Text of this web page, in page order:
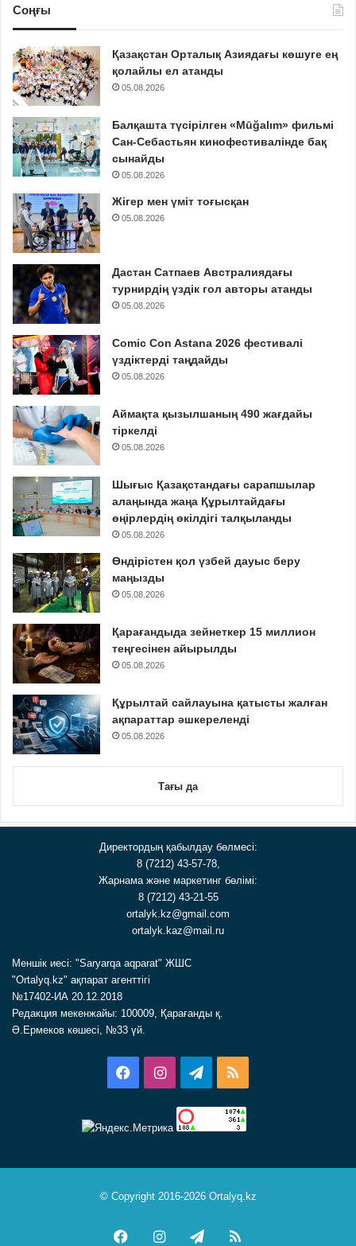
Соңғы
Қазақстан Орталық Азиядағы көшуге ең
қолайлы ел атанды
05.08.2026
Балқашта түсірілген «Mūğalım» фильмі
Сан-Себастьян кинофестивалінде бақ
сынайды
05.08.2026
Жігер мен үміт тоғысқан
05.08.2026
Дастан Сатпаев Австралиядағы
турнирдің үздік гол авторы атанды
05.08.2026
Comic Con Astana 2026 фестивалі
үздіктерді таңдайды
05.08.2026
Аймақта қызылшаның 490 жағдайы
тіркелді
05.08.2026
Шығыс Қазақстандағы сарапшылар
алаңында жаңа Құрылтайдағы
өңірлердің өкілдігі талқыланды
05.08.2026
Өндірістен қол үзбей дауыс беру
маңызды
05.08.2026
Қарағандыда зейнеткер 15 миллион
теңгесінен айырылды
05.08.2026
Құрылтай сайлауына қатысты жалған
ақпараттар әшкереленді
05.08.2026
Тағы да
Директордың қабылдау бөлмесі:
8 (7212) 43-57-78,
Жарнама және маркетинг бөлімі:
8 (7212) 43-21-55
ortalyk.kz@gmail.com
ortalyk.kaz@mail.ru
Меншік иесі: "Saryarqa aqparat" ЖШС
"Ortalyq.kz" ақпарат агенттігі
№17402-ИА 20.12.2018
Редакция мекенжайы: 100009, Қарағанды қ.
Ә.Ермеков көшесі, №33 үй.
FacebookInstagramTelegram
© Copyright 2016-2026 Ortalyq.kz
FacebookInstagramTelegram